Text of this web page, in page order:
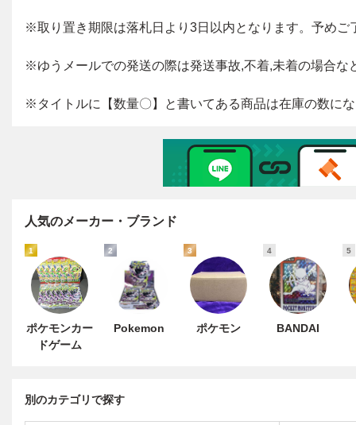
人気のメーカー・ブランド
1
ポケモンカー
ドゲーム
2
Pokemon
3
ポケモン
4
BANDAI
5
別のカテゴリで探す